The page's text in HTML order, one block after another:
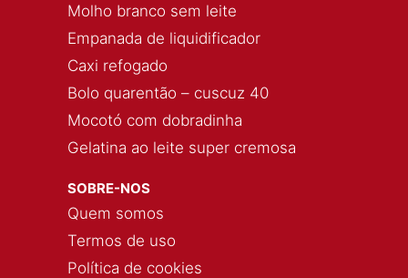
Molho branco sem leite
Empanada de liquidificador
Caxi refogado
Bolo quarentão – cuscuz 40
Mocotó com dobradinha
Gelatina ao leite super cremosa
SOBRE-NOS
Quem somos
Termos de uso
Política de cookies